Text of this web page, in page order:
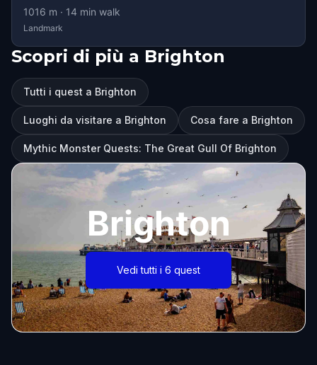
1016 m · 14 min walk
Landmark
Scopri di più a Brighton
Tutti i quest a Brighton
Luoghi da visitare a Brighton Cosa fare a Brighton
Mythic Monster Quests: The Great Gull Of Brighton
Brighton
Vedi tutti i 6 quest